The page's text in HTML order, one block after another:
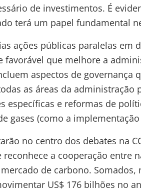
de investimentos. É
terá um papel fundamental
ações públicas paralelas em
favorável que melhore a
aspectos de governança
as áreas da administração
específicas e reformas de
gases (como a
no centro dos debates na
reconhece a cooperação entre
de carbono.
US$ 176 bilhões no